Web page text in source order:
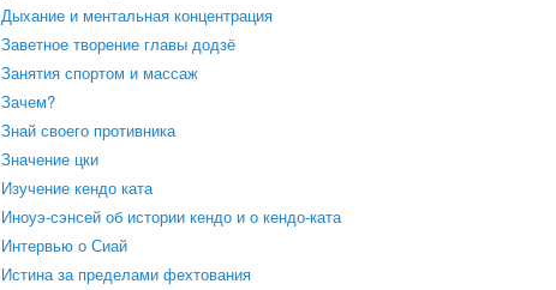
Дыхание и ментальная концентрация
Заветное творение главы додзё
Занятия спортом и массаж
Зачем?
Знай своего противника
Значение цки
Изучение кендо ката
Иноуэ-сэнсей об истории кендо и о кендо-ката
Интервью о Сиай
Истина за пределами фехтования